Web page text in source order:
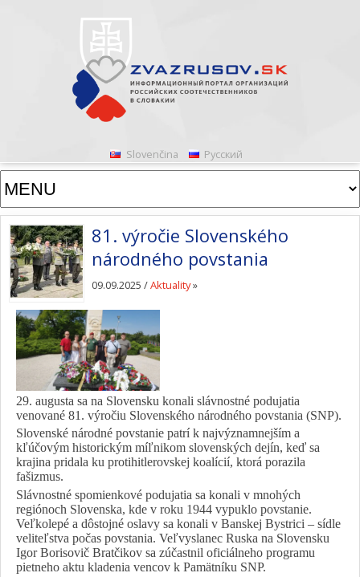
Slovenčina Русский
81. výročie Slovenského
národného povstania
09.09.2025 /Aktuality»
29. augusta sa na Slovensku konali slávnostné podujatia
venované 81. výročiu Slovenského národného povstania (SNP).
Slovenské národné povstanie patrí k najvýznamnejším a
kľúčovým historickým míľnikom slovenských dejín, keď sa
krajina pridala ku protihitlerovskej koalícií, ktorá porazila
fašizmus.
Slávnostné spomienkové podujatia sa konali v mnohých
regiónoch Slovenska, kde v roku 1944 vypuklo povstanie.
Veľkolepé a dôstojné oslavy sa konali v Banskej Bystrici – sídle
veliteľstva počas povstania. Veľvyslanec Ruska na Slovensku
Igor Borisovič Bratčikov sa zúčastnil oficiálneho programu
pietneho aktu kladenia vencov k Pamätníku SNP.